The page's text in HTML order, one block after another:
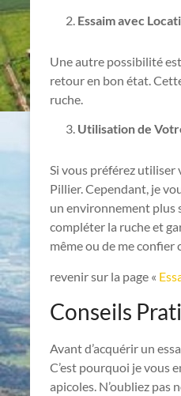
Essaim avec
Une autre possibilité
retour en bon état.
ruche.
Utilisation de
Si vous préférez utiliser
Pillier. Cependant, je
un environnement plus
compléter la ruche et
même ou de me confier
revenir sur la page «
Conseils
Avant d’acquérir un
C’est pourquoi je vous
apicoles. N’oubliez pas